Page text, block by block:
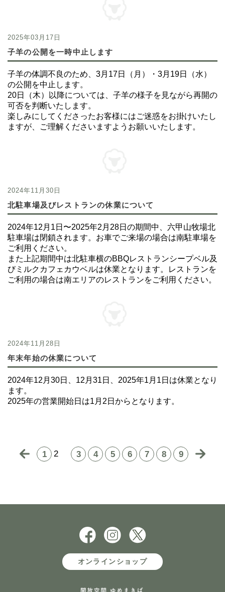
2025年03月17日
子羊の公開を一時中止します
子羊の体調不良のため、3月17日（月）・3月19日（水）
の公開を中止します。
20日（木）以降については、子羊の様子を見ながら再開の
可否を判断いたします。
楽しみにしてくださったお客様にはご迷惑をお掛けいたし
ますが、ご理解くださいますようお願いいたします。
2024年11月30日
北駐車場及びレストランの休業について
2024年12月1日〜2025年2月28日の期間中、六甲山牧場北
駐車場は閉鎖されます。お車でご来場の場合は南駐車場を
ご利用ください。
また上記期間中は北駐車横のBBQレストランシープベル及
びミルクカフェカウベルは休業となります。レストランを
ご利用の場合は南エリアのレストランをご利用ください。
2024年11月28日
年末年始の休業について
2024年12月30日、12月31日、2025年1月1日は休業となり
ます。
2025年の営業開始日は1月2日からとなります。
1 2 3 4 5 6 7 8 9
オンラインショップ